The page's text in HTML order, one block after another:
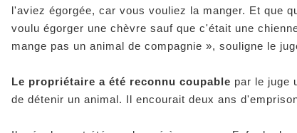
l'aviez égorgée, car vous vouliez la manger. Et que
voulu égorger une chèvre sauf que c'était une
mange pas un animal de compagnie », souligne le
Le propriétaire a été reconnu coupable par le juge
de détenir un animal. Il encourait deux ans